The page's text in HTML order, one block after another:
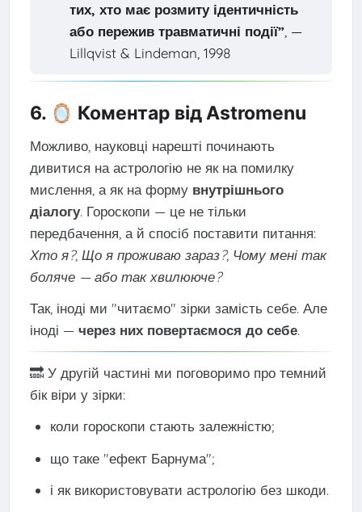
тих, хто має розмиту ідентичність
або пережив травматичні події”, —
Lillqvist & Lindeman, 1998
6. 🪞 Коментар від Astromenu
Можливо, науковці нарешті починають
дивитися на астрологію не як на помилку
мислення, а як на форму внутрішнього
діалогу. Гороскопи — це не тільки
передбачення, а й спосіб поставити питання:
Хто я?, Що я проживаю зараз?, Чому мені так
боляче — або так хвилююче?
Так, іноді ми "читаємо" зірки замість себе. Але
іноді — через них повертаємося до себе.
🔜 У другій частині ми поговоримо про темний
бік віри у зірки:
коли гороскопи стають залежністю;
що таке "ефект Барнума";
і як використовувати астрологію без шкоди.